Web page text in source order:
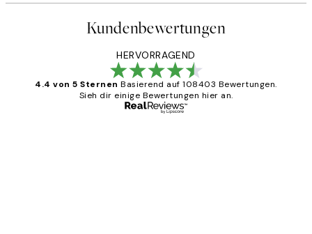
Kundenbewertungen
HERVORRAGEND
4.4 von 5 Sternen Basierend auf 108403 Bewertungen.
Sieh dir einige Bewertungen hier an.